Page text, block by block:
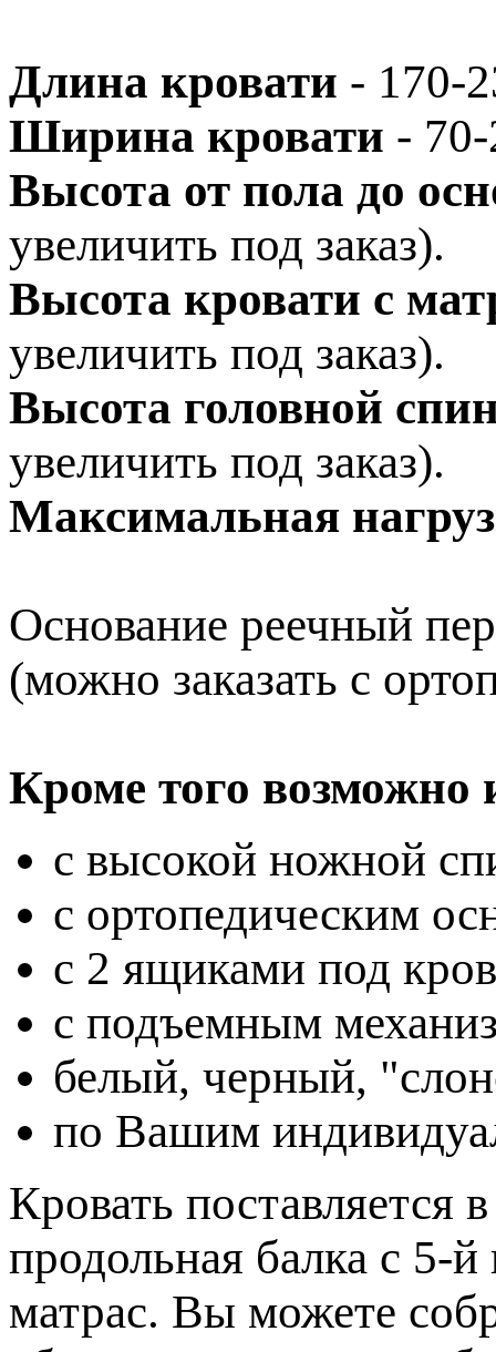
Длина кровати - 170-
Ширина кровати -
Высота от пола до
увеличить под заказ).
Высота кровати с
увеличить под заказ).
Высота головной
увеличить под заказ).
Максимальная
Основание реечный
(можно заказать с
Кроме того возможно
с высокой ножной
с ортопедическим
с 2 ящиками под
с подъемным
белый, черный,
по Вашим
Кровать поставляется
продольная балка с 5-
матрас. Вы можете